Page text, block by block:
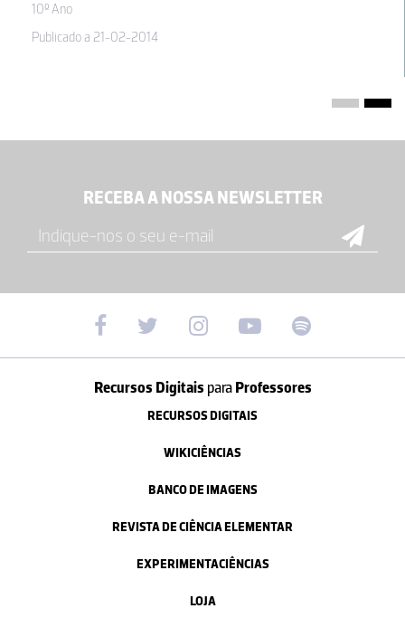
10º Ano
Publicado a 21-02-2014
RECEBA A NOSSA NEWSLETTER
Recursos Digitais paraProfessores
RECURSOS DIGITAIS
WIKICIÊNCIAS
BANCO DE IMAGENS
REVISTA DE CIÊNCIA ELEMENTAR
EXPERIMENTACIÊNCIAS
LOJA